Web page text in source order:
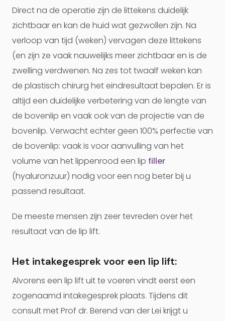
Direct na de operatie zijn de littekens duidelijk
zichtbaar en kan de huid wat gezwollen zijn. Na
verloop van tijd (weken) vervagen deze littekens
(en zijn ze vaak nauwelijks meer zichtbaar en is de
zwelling verdwenen. Na zes tot twaalf weken kan
de plastisch chirurg het eindresultaat bepalen. Er is
altijd een duidelijke verbetering van de lengte van
de bovenlip en vaak ook van de projectie van de
bovenlip. Verwacht echter geen 100% perfectie van
de bovenlip: vaak is voor aanvulling van het
volume van het lippenrood een lip filler
(hyaluronzuur) nodig voor een nog beter bij u
passend resultaat.
De meeste mensen zijn zeer tevreden over het
resultaat van de lip lift.
Het intakegesprek voor een lip lift:
Alvorens een lip lift uit te voeren vindt eerst een
zogenaamd intakegesprek plaats. Tijdens dit
consult met Prof dr. Berend van der Lei krijgt u